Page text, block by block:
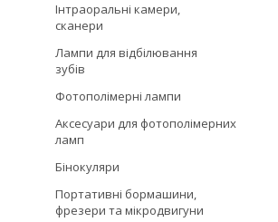
Інтраоральні камери,
сканери
Лампи для відбілювання
зубів
Фотополімерні лампи
Аксесуари для фотополімерних
ламп
Бінокуляри
Портативні бормашини,
фрезери та мікродвигуни